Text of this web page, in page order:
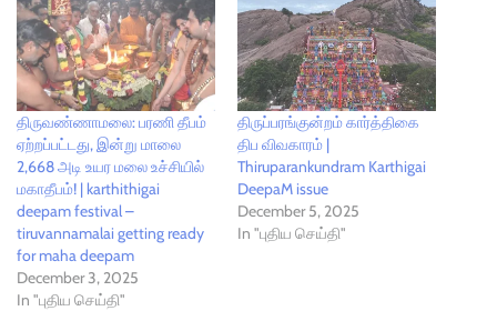
திருவண்ணாமலை: பரணி தீபம்
ஏற்றப்பட்டது, இன்று மாலை
2,668 அடி உயர மலை உச்சியில்
மகாதீபம்! | karthithigai
deepam festival –
tiruvannamalai getting ready
for maha deepam
December 3, 2025
In "புதிய செய்தி"
திருப்பரங்குன்றம் கார்த்திகை
திப விவகாரம் |
Thiruparankundram Karthigai
DeepaM issue
December 5, 2025
In "புதிய செய்தி"